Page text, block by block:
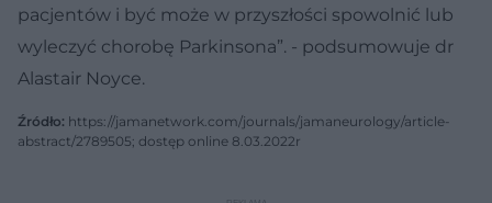
pacjentów i być może w przyszłości spowolnić lub
wyleczyć chorobę Parkinsona”. - podsumowuje dr
Alastair Noyce.
Źródło: https://jamanetwork.com/journals/jamaneurology/article-
abstract/2789505; dostęp online 8.03.2022r